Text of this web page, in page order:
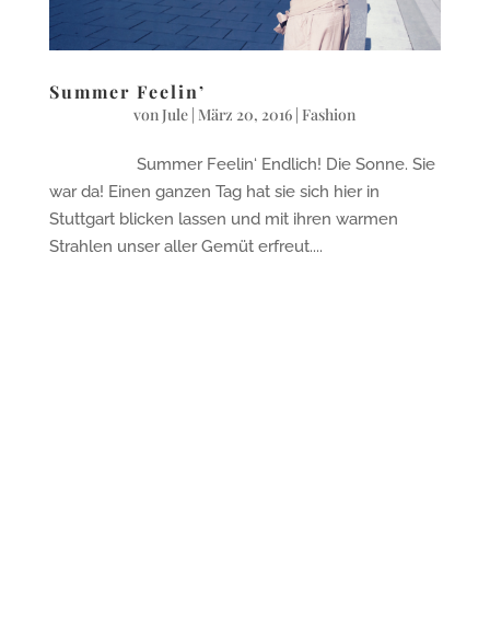
Summer Feelin’
vonJule März 20, 2016 Fashion
Summer Feelin‘ Endlich! Die Sonne. Sie
war da! Einen ganzen Tag hat sie sich hier in
Stuttgart blicken lassen und mit ihren warmen
Strahlen unser aller Gemüt erfreut....